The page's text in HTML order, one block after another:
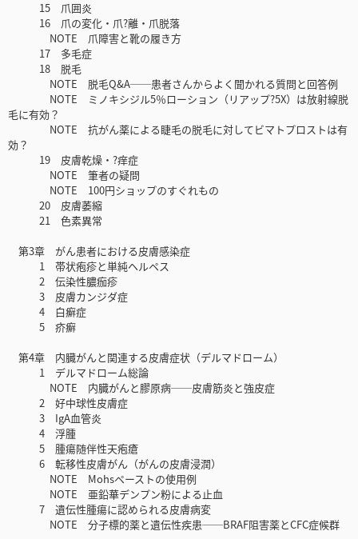
15 爪囲炎
16 爪の変化・爪?離・爪脱落
NOTE 爪障害と靴の履き方
17 多毛症
18 脱毛
NOTE 脱毛Q&A──患者さんからよく聞かれる質問と回答例
NOTE ミノキシジル5％ローション（リアップ?5X）は放射線脱
毛に有効？
NOTE 抗がん薬による睫毛の脱毛に対してビマトプロストは有
効？
19 皮膚乾燥・?痒症
NOTE 筆者の疑問
NOTE 100円ショップのすぐれもの
20 皮膚萎縮
21 色素異常
第3章 がん患者における皮膚感染症
1 帯状疱疹と単純ヘルペス
2 伝染性膿痂疹
3 皮膚カンジダ症
4 白癬症
5 疥癬
第4章 内臓がんと関連する皮膚症状（デルマドローム）
1 デルマドローム総論
NOTE 内臓がんと膠原病──皮膚筋炎と強皮症
2 好中球性皮膚症
3 IgA血管炎
4 浮腫
5 腫瘍随伴性天疱瘡
6 転移性皮膚がん（がんの皮膚浸潤）
NOTE Mohsペーストの使用例
NOTE 亜鉛華デンプン粉による止血
7 遺伝性腫瘍に認められる皮膚病変
NOTE 分子標的薬と遺伝性疾患──BRAF阻害薬とCFC症候群